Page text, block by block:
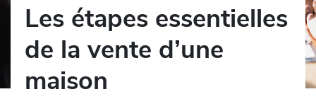
Les étapes essentielles
de la vente d’une
maison